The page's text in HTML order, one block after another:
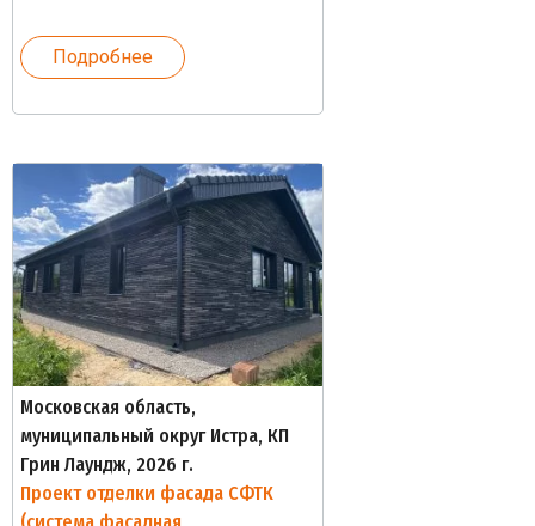
Подробнее
Московская область,
муниципальный округ Истра, КП
Грин Лаундж, 2026 г.
Проект отделки фасада СФТК